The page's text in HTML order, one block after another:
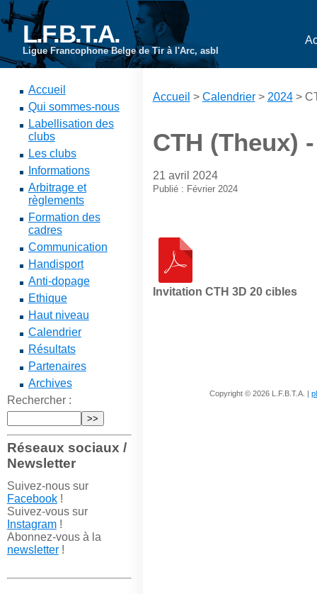
L.F.B.T.A.
Ligue Francophone Belge de Tir à l'Arc, asbl
Accueil
Qui sommes-nous
Labellisation des
clubs
Les clubs
Informations
Arbitrage et
règlements
Formation des
cadres
Communication
Handisport
Anti-dopage
Ethique
Haut niveau
Calendrier
Résultats
Partenaires
Archives
Rechercher :
Réseaux sociaux /
Newsletter
Suivez-nous sur
Facebook!
Suivez-vous sur
Instagram!
Abonnez-vous à la
newsletter!
Accueil > Calendrier> 2024>
CTH (Theux)
21 avril 2024
Publié : Février 2024
Invitation CTH 3D 20 cibles
Copyright © 2026 L.F.B.T.A. |